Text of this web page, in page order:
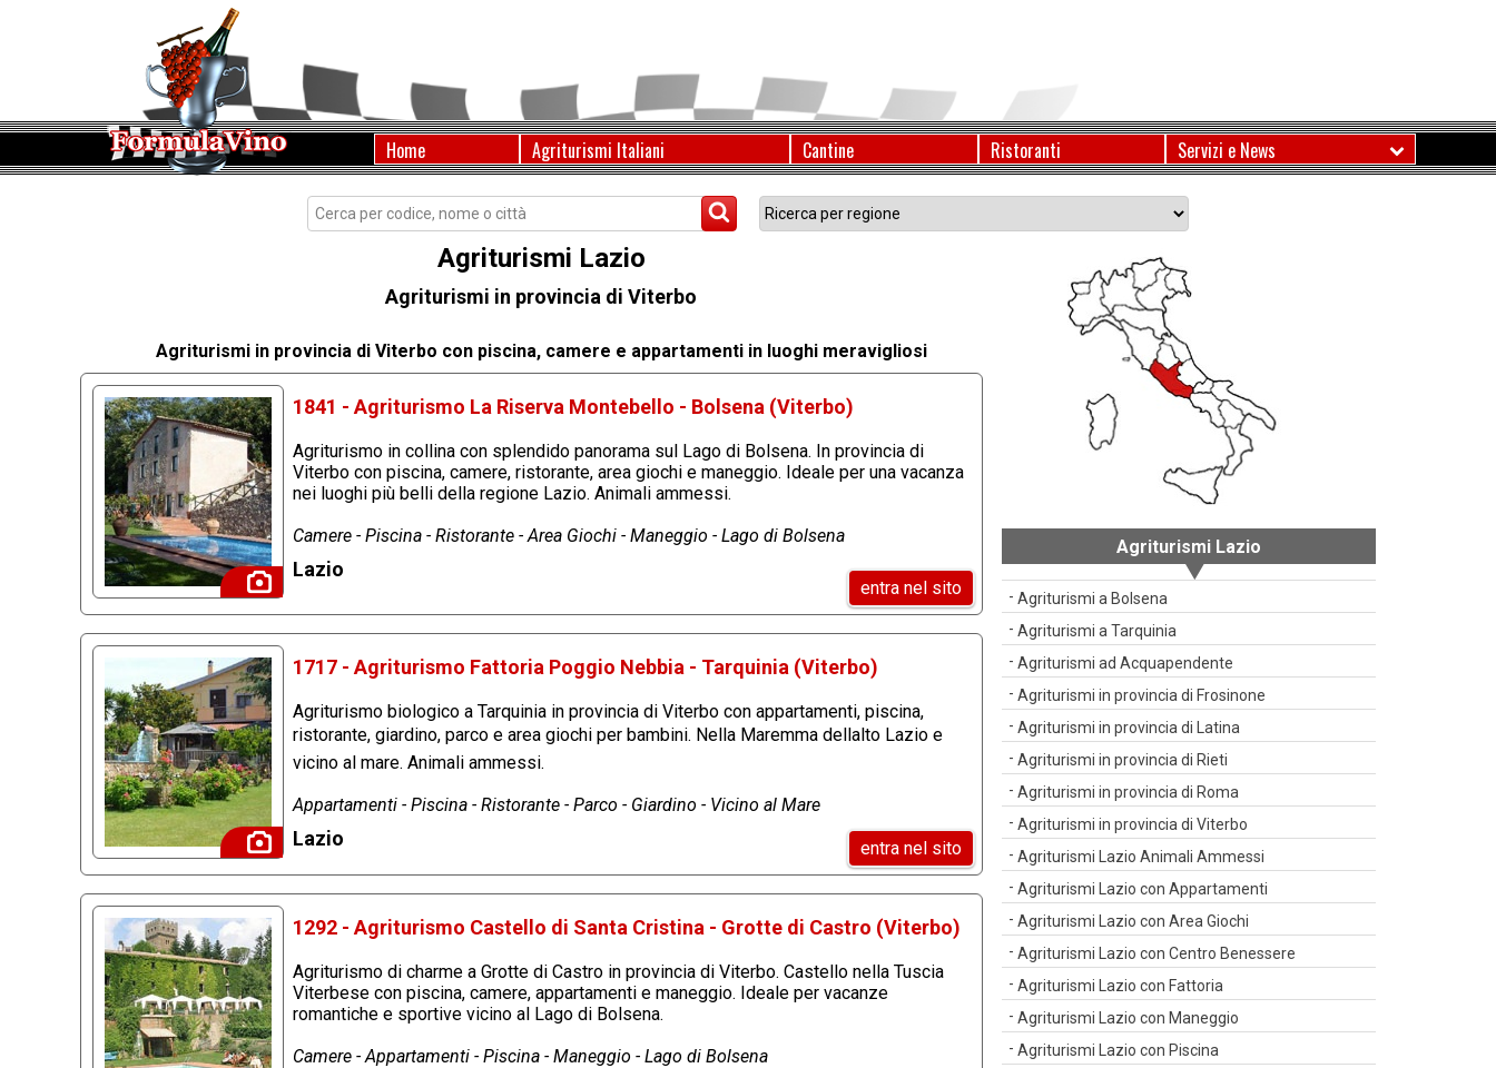
Home Agriturismi Italiani Cantine Ristoranti Servizi e News
Agriturismi Lazio
Agriturismi in provincia di Viterbo
Agriturismi in provincia di Viterbo con piscina, camere e appartamenti in luoghi meravigliosi
1841 - Agriturismo La Riserva Montebello - Bolsena (Viterbo)
Agriturismo in collina con splendido panorama sul Lago di Bolsena. In provincia di
Viterbo con piscina, camere, ristorante, area giochi e maneggio. Ideale per una vacanza
nei luoghi più belli della regione Lazio. Animali ammessi.
Camere - Piscina - Ristorante - Area Giochi - Maneggio - Lago di Bolsena
Lazio
entra nel sito
1717 - Agriturismo Fattoria Poggio Nebbia - Tarquinia (Viterbo)
Agriturismo biologico a Tarquinia in provincia di Viterbo con appartamenti, piscina,
ristorante, giardino, parco e area giochi per bambini. Nella Maremma dellalto Lazio e
vicino al mare. Animali ammessi.
Appartamenti - Piscina - Ristorante - Parco - Giardino - Vicino al Mare
Lazio entra nel sito
1292 - Agriturismo Castello di Santa Cristina - Grotte di Castro (Viterbo)
Agriturismo di charme a Grotte di Castro in provincia di Viterbo. Castello nella Tuscia
Viterbese con piscina, camere, appartamenti e maneggio. Ideale per vacanze
romantiche e sportive vicino al Lago di Bolsena.
Camere - Appartamenti - Piscina - Maneggio - Lago di Bolsena
Agriturismi Lazio
Agriturismi a Bolsena
Agriturismi a Tarquinia
Agriturismi ad Acquapendente
Agriturismi in provincia di Frosinone
Agriturismi in provincia di Latina
Agriturismi in provincia di Rieti
Agriturismi in provincia di Roma
Agriturismi in provincia di Viterbo
Agriturismi Lazio Animali Ammessi
Agriturismi Lazio con Appartamenti
Agriturismi Lazio con Area Giochi
Agriturismi Lazio con Centro Benessere
Agriturismi Lazio con Fattoria
Agriturismi Lazio con Maneggio
Agriturismi Lazio con Piscina